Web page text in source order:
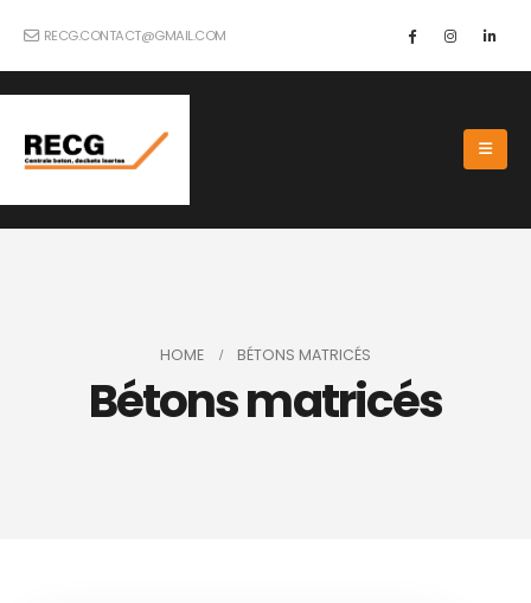
RECG.CONTACT@GMAIL.COM
HOME BÉTONS MATRICÉS
Bétons matricés